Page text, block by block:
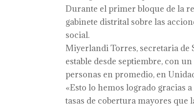
Durante el primer bloque de la
gabinete distrital sobre las
social.
Miyerlandi Torres, secretaria de
estable desde septiembre, con
personas en promedio, en
«Esto lo hemos logrado gracias
tasas de cobertura mayores